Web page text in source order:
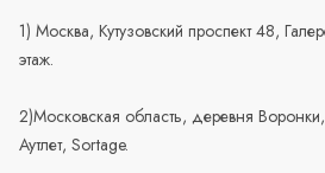
1) Москва, Кутузовский проспект 48,
этаж.
2)Московская область, деревня
Аутлет, Sortage.